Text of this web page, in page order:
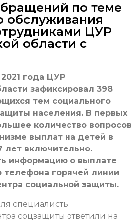
по теме
обслуживания
ЦУР
области с
года ЦУР
зафиксировал 398
тем социального
населения. В первых
количество вопросов
выплат на детей в
лет включительно.
информацию о выплате
горячей линии
социальной защиты.
специалисты
соцзащиты ответили на